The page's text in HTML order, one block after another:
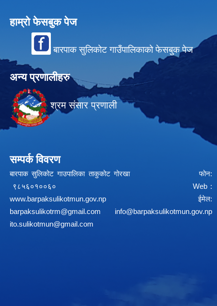
हाम्रो फेसबुक पेज
बारपाक सुलिकोट गाउँपालिकाको फेसबुक पेज
अन्य प्रणालीहरु
श्रम संसार प्रणाली
सम्पर्क विवरण
बारपाक सुलिकोट गाउपालिका ताकुकोट गोरखा फोन:
९८५६०१००६० Web :
www.barpaksulikotmun.gov.np
ईमेल:
barpaksulikotrm@gmail.com
info@barpaksulikotmun.gov.np
ito.sulikotmun@gmail.com